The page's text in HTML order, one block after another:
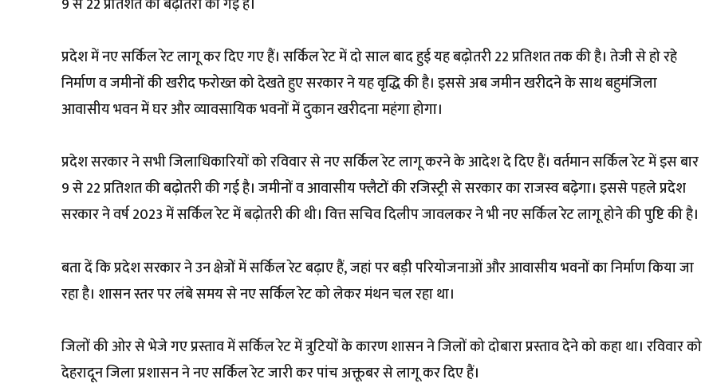
प्रदेश में नए सर्किल रेट लागू कर दिए गए हैं। सर्किल रेट में दो साल बाद हुई यह बढ़ोतरी 22 प्रतिशत तक की है। तेजी से हो रहे
निर्माण व जमीनों की खरीद फरोख्त को देखते हुए सरकार ने यह वृद्धि की है। इससे अब जमीन खरीदने के साथ बहुमंजिला
आवासीय भवन में घर और व्यावसायिक भवनों में दुकान खरीदना महंगा होगा।
प्रदेश सरकार ने सभी जिलाधिकारियों को रविवार से नए सर्किल रेट लागू करने के आदेश दे दिए हैं। वर्तमान सर्किल रेट में इस बार
9 से 22 प्रतिशत की बढ़ोतरी की गई है। जमीनों व आवासीय फ्लैटों की रजिस्ट्री से सरकार का राजस्व बढ़ेगा। इससे पहले प्रदेश
सरकार ने वर्ष 2023 में सर्किल रेट में बढ़ोतरी की थी। वित्त सचिव दिलीप जावलकर ने भी नए सर्किल रेट लागू होने की पुष्टि की है।
बता दें कि प्रदेश सरकार ने उन क्षेत्रों में सर्किल रेट बढ़ाए हैं, जहां पर बड़ी परियोजनाओं और आवासीय भवनों का निर्माण किया जा
रहा है। शासन स्तर पर लंबे समय से नए सर्किल रेट को लेकर मंथन चल रहा था।
जिलों की ओर से भेजे गए प्रस्ताव में सर्किल रेट में त्रुटियों के कारण शासन ने जिलों को दोबारा प्रस्ताव देने को कहा था। रविवार को
देहरादून जिला प्रशासन ने नए सर्किल रेट जारी कर पांच अक्तूबर से लागू कर दिए हैं।